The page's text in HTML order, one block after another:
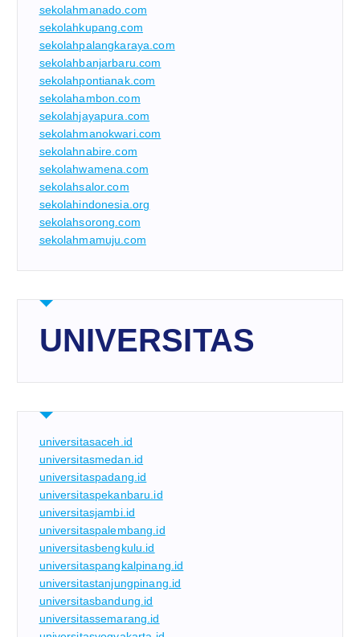
sekolahmanado.com
sekolahkupang.com
sekolahpalangkaraya.com
sekolahbanjarbaru.com
sekolahpontianak.com
sekolahambon.com
sekolahjayapura.com
sekolahmanokwari.com
sekolahnabire.com
sekolahwamena.com
sekolahsalor.com
sekolahindonesia.org
sekolahsorong.com
sekolahmamuju.com
UNIVERSITAS
universitasaceh.id
universitasmedan.id
universitaspadang.id
universitaspekanbaru.id
universitasjambi.id
universitaspalembang.id
universitasbengkulu.id
universitaspangkalpinang.id
universitastanjungpinang.id
universitasbandung.id
universitassemarang.id